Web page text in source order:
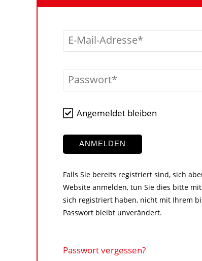
E-Mail-Adresse
Passwort
Angemeldet bleiben
ANMELDEN
Falls Sie bereits registriert sind, sich
Website anmelden, tun Sie dies bitte
sich registriert haben, nicht mit Ihrem
Passwort bleibt unverändert.
Passwort vergessen?